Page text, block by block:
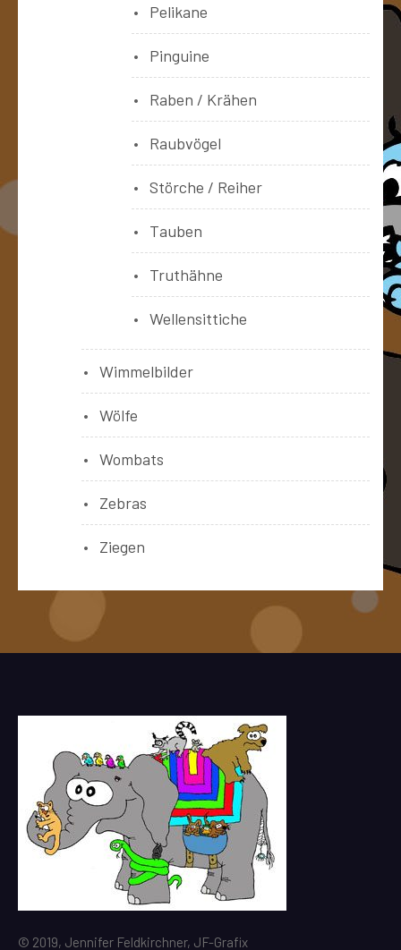
Pelikane
Pinguine
Raben / Krähen
Raubvögel
Störche / Reiher
Tauben
Truthähne
Wellensittiche
Wimmelbilder
Wölfe
Wombats
Zebras
Ziegen
© 2019, Jennifer Feldkirchner, JF-Grafix